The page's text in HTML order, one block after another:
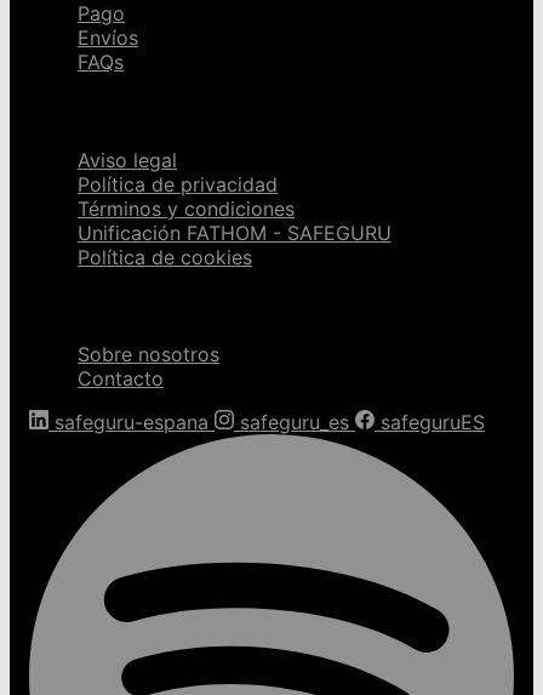
Pago
Envíos
FAQs
Aviso legal
Política de privacidad
Términos y condiciones
Unificación FATHOM - SAFEGURU
Política de cookies
Sobre nosotros
Contacto
safeguru-espana
safeguru_es safeguruES